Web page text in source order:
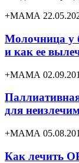
+МАМА
Молочница у
и как ее
+МАМА
для
+МАМА
Как лечить